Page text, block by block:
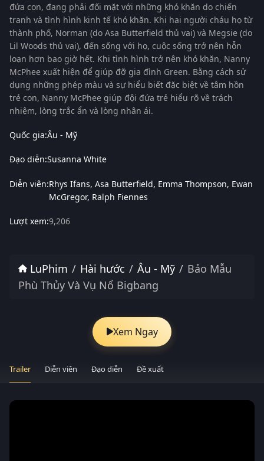
đứa con, đang phải đối mặt với những khó khăn do chiến
tranh và tình hình kinh tế khó khăn. Khi hai người cháu họ từ
thành phố, Norman (do Asa Butterfield thủ vai) và Megsie (do
Lil Woods thủ vai), đến sống với họ, cuộc sống trở nên hỗn
loạn hơn bao giờ hết. Khi tình hình trở nên khó khăn, Nanny
McPhee xuất hiện để giúp đỡ gia đình Green. Bằng cách sử
dụng những phép màu và sự hiểu biết đặc biệt về tâm hồn
trẻ con, Nanny McPhee giúp đội đứa trẻ hiểu rõ về trách
nhiệm, lòng trắc ẩn và lòng nhân ái.
Quốc gia:Âu - Mỹ
Đạo diễn:Susanna White
Diễn viên:Rhys Ifans Asa Butterfield Emma Thompson Ewan
McGregor Ralph Fiennes
Lượt xem:9,206
LuPhim Hài hước Âu - Mỹ
Bảo Mẫu
Phù Thủy Và Vụ Nổ Bigbang
Xem Ngay
Trailer Diễn viên Đạo diễn Đề xuất